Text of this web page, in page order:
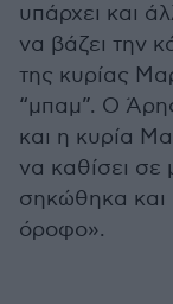
υπάρχει και
να βάζει την
της κυρίας
“μπαμ”. Ο
και η κυρία
να καθίσει
σηκώθηκα
όροφο».